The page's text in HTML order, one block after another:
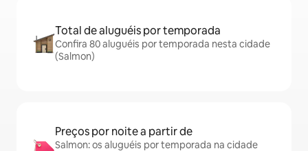
Total de aluguéis por temporada
Confira 80 aluguéis por temporada nesta cidade
(Salmon)
Preços por noite a partir de
Salmon: os aluguéis por temporada na cidade